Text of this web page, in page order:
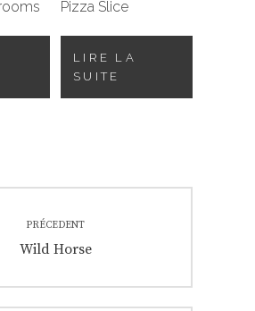
Pizza Slice
LIRE LA
SUITE
PRÉCEDENT
Previous
Wild Horse